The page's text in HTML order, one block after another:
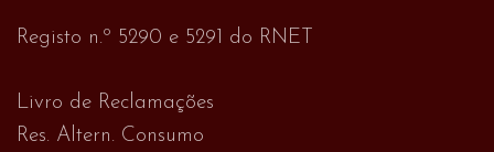
Registo n.º 5290 e 5291 do RNET
Livro de Reclamações
Res. Altern. Consumo